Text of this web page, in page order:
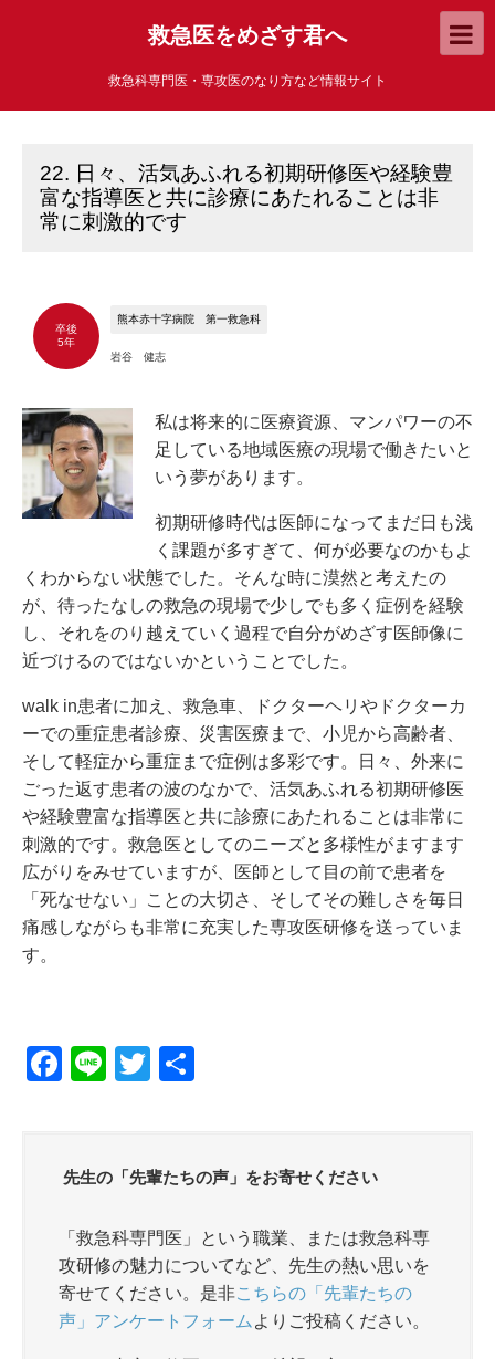
救急医をめざす君へ
救急科専門医・専攻医のなり方など情報サイト
22. 日々、活気あふれる初期研修医や経験豊
富な指導医と共に診療にあたれることは非
常に刺激的です
卒後
5年
熊本赤十字病院 第一救急科
岩谷 健志
私は将来的に医療資源、マンパワーの不
足している地域医療の現場で働きたいと
いう夢があります。
初期研修時代は医師になってまだ日も浅
く課題が多すぎて、何が必要なのかもよ
くわからない状態でした。そんな時に漠然と考えたの
が、待ったなしの救急の現場で少しでも多く症例を経験
し、それをのり越えていく過程で自分がめざす医師像に
近づけるのではないかということでした。
walk in患者に加え、救急車、ドクターヘリやドクターカ
ーでの重症患者診療、災害医療まで、小児から高齢者、
そして軽症から重症まで症例は多彩です。日々、外来に
ごった返す患者の波のなかで、活気あふれる初期研修医
や経験豊富な指導医と共に診療にあたれることは非常に
刺激的です。救急医としてのニーズと多様性がますます
広がりをみせていますが、医師として目の前で患者を
「死なせない」ことの大切さ、そしてその難しさを毎日
痛感しながらも非常に充実した専攻医研修を送っていま
す。
F
e
o
o
k
Li
T
er
先生の「先輩たちの声」をお寄せください
「救急科専門医」という職業、または救急科専
攻研修の魅力についてなど、先生の熱い思いを
寄せてください。是非こちらの「先輩たちの
声」アンケートフォーム よりご投稿ください。